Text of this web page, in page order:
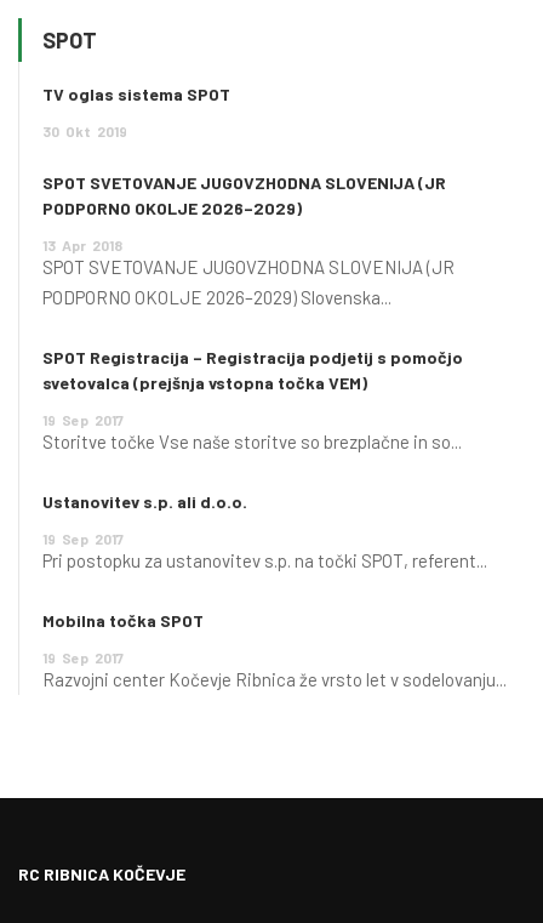
SPOT
TV oglas sistema SPOT
30 Okt 2019
SPOT SVETOVANJE JUGOVZHODNA SLOVENIJA (JR
PODPORNO OKOLJE 2026–2029)
13 Apr 2018
SPOT SVETOVANJE JUGOVZHODNA SLOVENIJA (JR
PODPORNO OKOLJE 2026–2029) Slovenska...
SPOT Registracija – Registracija podjetij s pomočjo
svetovalca (prejšnja vstopna točka VEM)
19 Sep 2017
Storitve točke Vse naše storitve so brezplačne in so...
Ustanovitev s.p. ali d.o.o.
19 Sep 2017
Pri postopku za ustanovitev s.p. na točki SPOT, referent...
Mobilna točka SPOT
19 Sep 2017
Razvojni center Kočevje Ribnica že vrsto let v sodelovanju...
RC RIBNICA KOČEVJE